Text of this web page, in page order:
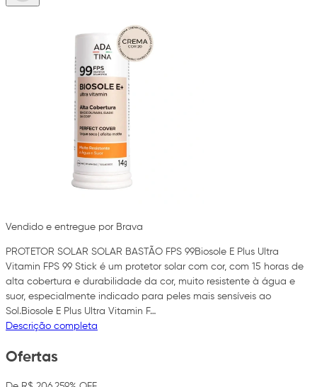
Vendido e entregue por Brava
PROTETOR SOLAR SOLAR BASTÃO FPS 99Biosole E Plus Ultra
Vitamin FPS 99 Stick é um protetor solar com cor, com 15 horas de
alta cobertura e durabilidade da cor, muito resistente à água e
suor, especialmente indicado para peles mais sensíveis ao
Sol.Biosole E Plus Ultra Vitamin F…
Descrição completa
Ofertas